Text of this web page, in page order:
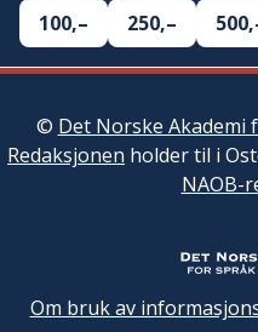
100,–
250,–
© Det Norske
Redaksjonen holder til i
NAOB-
Om bruk av